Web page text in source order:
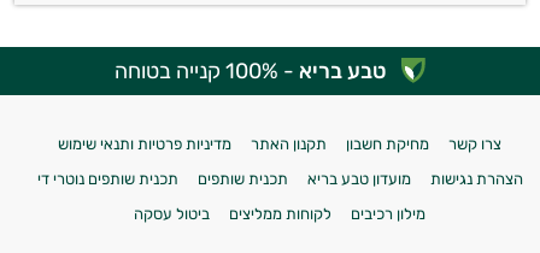
טבע בריא - 100% קנייה בטוחה
צרו קשר מחיקת חשבון תקנון האתר
מדיניות פרטיות ותנאי שימוש
הצהרת נגישות
מועדון טבע בריא תכנית שותפים
תכנית שותפים נוטרי די
מילון רכיבים
לקוחות ממליצים ביטול עסקה